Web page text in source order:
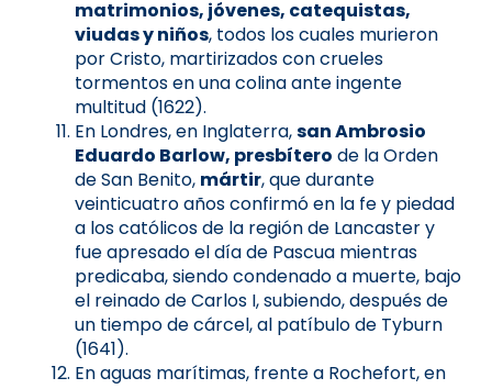
matrimonios, jóvenes, catequistas,
viudas y niños, todos los cuales murieron
por Cristo, martirizados con crueles
tormentos en una colina ante ingente
multitud (1622).
En Londres, en Inglaterra,san Ambrosio
Eduardo Barlow, presbítero de la Orden
de San Benito, mártir, que durante
veinticuatro años confirmó en la fe y piedad
a los católicos de la región de Lancaster y
fue apresado el día de Pascua mientras
predicaba, siendo condenado a muerte, bajo
el reinado de Carlos I, subiendo, después de
un tiempo de cárcel, al patíbulo de Tyburn
(1641).
En aguas marítimas, frente a Rochefort, en